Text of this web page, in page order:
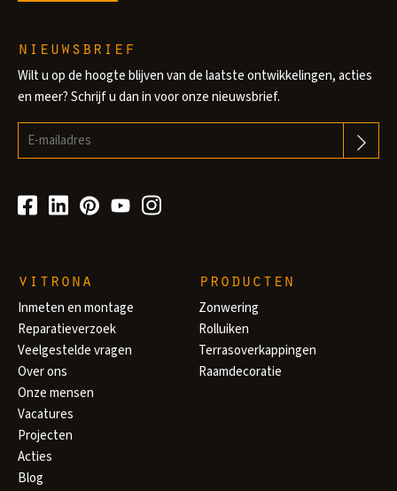
nieuwsbrief
Wilt u op de hoogte blijven van de laatste ontwikkelingen, acties
en meer? Schrijf u dan in voor onze nieuwsbrief.
vitrona
Inmeten en montage
Reparatieverzoek
Veelgestelde vragen
Over ons
Onze mensen
Vacatures
Projecten
Acties
Blog
producten
Zonwering
Rolluiken
Terrasoverkappingen
Raamdecoratie